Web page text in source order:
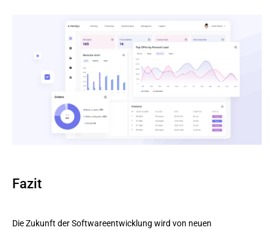
Fazit
Die Zukunft der Softwareentwicklung wird von neuen